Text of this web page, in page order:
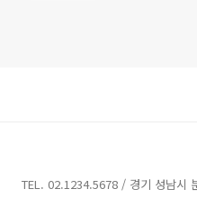
TEL. 02.1234.5678 / 경기 성남시